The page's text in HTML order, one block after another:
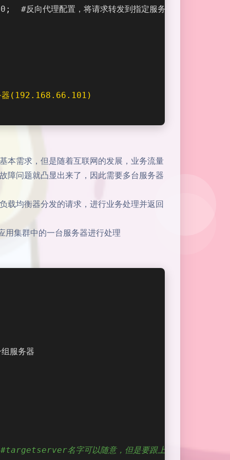
向代理配置，将请求转发到指定服务
器(192.168.66.101)
本需求，但是随着互联网的发展，业务流量
障问题就凸显出来了，因此需要多台服务器
载均衡器分发的请求，进行业务处理并返回
用集群中的一台服务器进行处理
服务器
名字可以随意，但是要跟上面一致